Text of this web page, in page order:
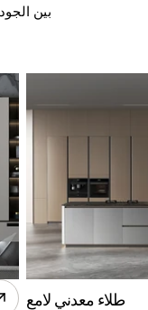
بين
طلاء معدني لامع